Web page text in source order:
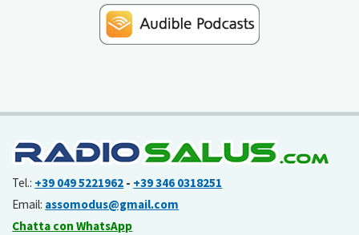
Tel.: +39 049 5221962 - +39 346 0318251
Email: assomodus@gmail.com
Chatta con WhatsApp